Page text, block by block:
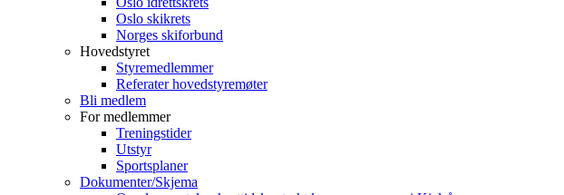
Oslo skikrets
Norges skiforbund
Hovedstyret
Styremedlemmer
Referater hovedstyremøter
Bli medlem
For medlemmer
Treningstider
Utstyr
Sportsplaner
Dokumenter/Skjema